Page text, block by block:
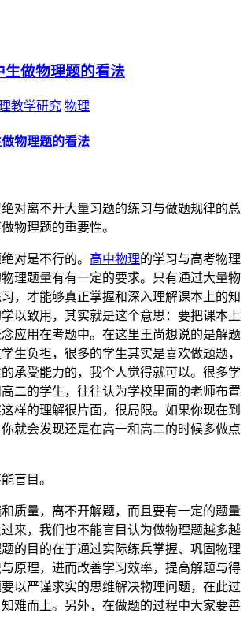
生做物理题的看法
教学研究 物理
物理题的看法
对离不开大量习题的练习与做题规律的总
物理题的重要性。
对是不行的。 高中物理的学习与高考物理
理题量有有一定的要求。只有通过大量物
，才能够真正掌握和深入理解课本上的知
以致用，其实就是这个意思：要把课本上
应用在考题中。在这里王尚想说的是解题
生负担，很多的学生其实是喜欢做题题，
承受能力的，我个人觉得就可以。很多学
二的学生，往往认为学校里面的老师布置
样的理解很片面，很局限。如果你现在到
就会发现还是在高一和高二的时候多做点
盲目。
质量，离不开解题，而且要有一定的题量
来，我们也不能盲目认为做物理题越多越
的目的在于通过实际练兵掌握、巩固物理
原理，进而改善学习效率，提高解题与得
以严谨求实的思维解决物理问题，在此过
难而上。另外，在做题的过程中大家要善